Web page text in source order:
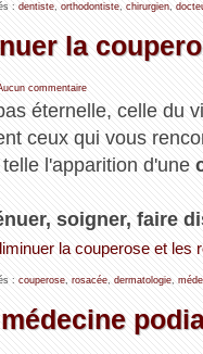
: dentiste, orthodontiste, chirurgien,
la
commentaire
éternelle, celle du
ceux qui vous
l'apparition d'une
soigner, faire
la couperose et les
: couperose, rosacée, dermatologie,